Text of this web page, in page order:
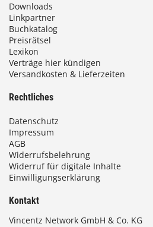
Downloads
Linkpartner
Buchkatalog
Preisrätsel
Lexikon
Verträge hier kündigen
Versandkosten & Lieferzeiten
Rechtliches
Datenschutz
Impressum
AGB
Widerrufsbelehrung
Widerruf für digitale Inhalte
Einwilligungserklärung
Kontakt
Vincentz Network GmbH & Co. KG